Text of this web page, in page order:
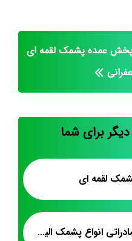
عمده پشمک لقمه ای
برای شما
لقمه ای
سفارش تولید صادراتی انواع پشمک الیافی